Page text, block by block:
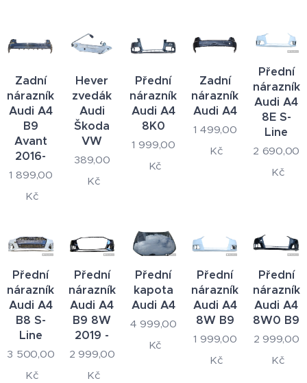
Zadní
nárazník
Audi A4
B9
Avant
2016-
1 899,00
Kč
Hever
zvedák
Audi
Škoda
VW
389,00
Kč
Přední
nárazník
Audi A4
8K0
1 999,00
Kč
Zadní
nárazník
Audi A4
1 499,00
Kč
Přední
nárazník
Audi A4
8E S-
Line
2 690,00
Kč
Přední
nárazník
Audi A4
B8 S-
Line
3 500,00
Kč
Přední
nárazník
Audi A4
B9 8W
2019 -
2 999,00
Kč
Přední
kapota
Audi A4
4 999,00
Kč
Přední
nárazník
Audi A4
8W B9
1 999,00
Kč
Přední
nárazník
Audi A4
8W0 B9
2 999,00
Kč